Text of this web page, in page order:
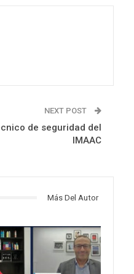
NEXT POST
de seguridad del
IMAAC
Más Del Autor